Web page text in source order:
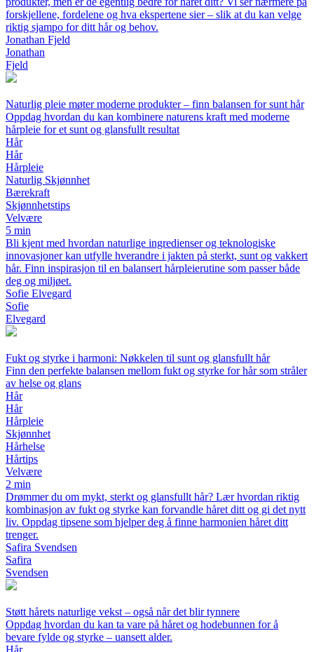
forskjellene, fordelene og hva ekspertene sier – slik at du kan velge
riktig sjampo for ditt hår og behov.
Jonathan Fjeld
Jonathan
Fjeld
Naturlig pleie møter moderne produkter – finn balansen for sunt hår
Oppdag hvordan du kan kombinere naturens kraft med moderne
hårpleie for et sunt og glansfullt resultat
Hår
Hår
Hårpleie
Naturlig Skjønnhet
Bærekraft
Skjønnhetstips
Velvære
5 min
Bli kjent med hvordan naturlige ingredienser og teknologiske
innovasjoner kan utfylle hverandre i jakten på sterkt, sunt og vakkert
hår. Finn inspirasjon til en balansert hårpleierutine som passer både
deg og miljøet.
Sofie Elvegard
Sofie
Elvegard
Fukt og styrke i harmoni: Nøkkelen til sunt og glansfullt hår
Finn den perfekte balansen mellom fukt og styrke for hår som stråler
av helse og glans
Hår
Hår
Hårpleie
Skjønnhet
Hårhelse
Hårtips
Velvære
2 min
Drømmer du om mykt, sterkt og glansfullt hår? Lær hvordan riktig
kombinasjon av fukt og styrke kan forvandle håret ditt og gi det nytt
liv. Oppdag tipsene som hjelper deg å finne harmonien håret ditt
trenger.
Safira Svendsen
Safira
Svendsen
Støtt hårets naturlige vekst – også når det blir tynnere
Oppdag hvordan du kan ta vare på håret og hodebunnen for å
bevare fylde og styrke – uansett alder.
Hår